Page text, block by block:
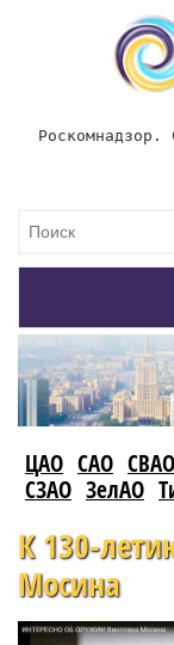
ЦАО САО СВАО
СЗАО ЗелАО
К 130-
Мосина